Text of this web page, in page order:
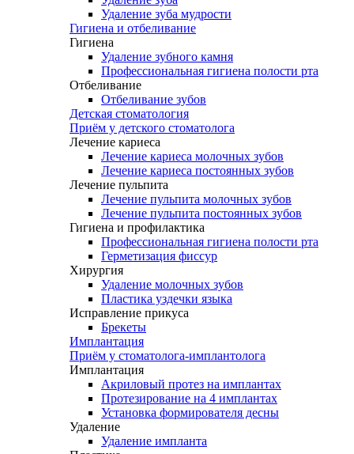
Удаление зуба мудрости
Гигиена и отбеливание
Гигиена
Удаление зубного камня
Профессиональная гигиена полости рта
Отбеливание
Отбеливание зубов
Детская стоматология
Приём у детского стоматолога
Лечение кариеса
Лечение кариеса молочных зубов
Лечение кариеса постоянных зубов
Лечение пульпита
Лечение пульпита молочных зубов
Лечение пульпита постоянных зубов
Гигиена и профилактика
Профессиональная гигиена полости рта
Герметизация фиссур
Хирургия
Удаление молочных зубов
Пластика уздечки языка
Исправление прикуса
Брекеты
Имплантация
Приём у стоматолога-имплантолога
Имплантация
Акриловый протез на имплантах
Протезирование на 4 имплантах
Установка формирователя десны
Удаление
Удаление импланта